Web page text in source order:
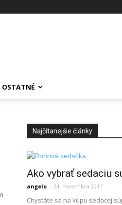
OSTATNÉ
0
Najčítanejšie články
Ako vybrať sedaciu
angelo - 24. novembra 2017
Chystáte sa na kúpu sedacej